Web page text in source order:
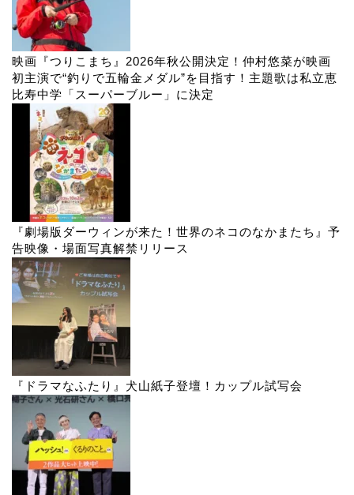
映画『つりこまち』2026年秋公開決定！仲村悠菜が映画
初主演で“釣りで五輪金メダル”を目指す！主題歌は私立恵
比寿中学「スーパーブルー」に決定
『劇場版ダーウィンが来た！世界のネコのなかまたち』予
告映像・場面写真解禁リリース
『ドラマなふたり』犬山紙子登壇！カップル試写会